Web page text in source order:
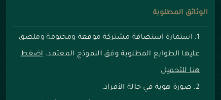
الوثائق المطلوبة
استمارة استضافة مشتركة موقعة ومختومة وملصق
عليها الطوابع المطلوبة وفق النموذج المعتمد،اضغط
هنا للتحميل
صورة هوية في حالة الأفراد.